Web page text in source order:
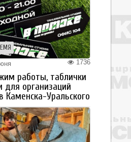
1736
работы, таблички
для организаций
Каменска-Уральского